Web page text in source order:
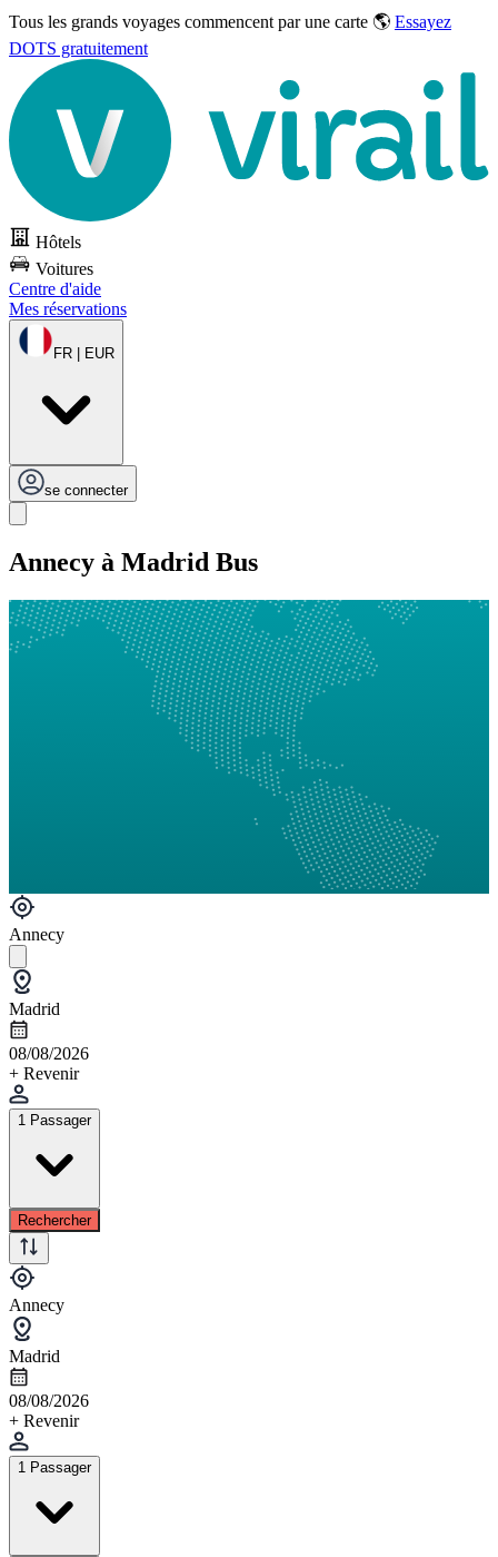
Tous les grands voyages commencent par une carte 🌎 Essayez
DOTS gratuitement
Hôtels
Voitures
Centre d'aide
Mes réservations
FR | EUR
se connecter
Annecy à Madrid Bus
Annecy
Madrid
08/08/2026
+ Revenir
1 Passager
Rechercher
Annecy
Madrid
08/08/2026
+ Revenir
1 Passager